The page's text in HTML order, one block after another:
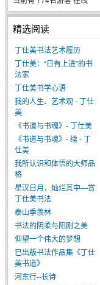
精选阅读
丁仕美书法艺术履历
丁仕美：“日有上进”的书
法家
丁仕美书学心语
我的人生、艺术观 - 丁仕
美
《书道与书魂》- 丁仕美
《书道与书魂》- 续 - 丁
仕美
我所认识和体悟的大师品
格
星汉日月，灿烂其中—赏
丁仕美书法
泰山季羡林
书法的阴柔与阳刚之美
仰望一个伟大的梦想
已出版书法作品集《丁仕
美书道》
河东行--长诗